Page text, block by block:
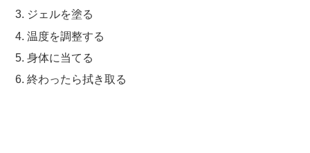
ジェルを塗る
温度を調整する
身体に当てる
終わったら拭き取る